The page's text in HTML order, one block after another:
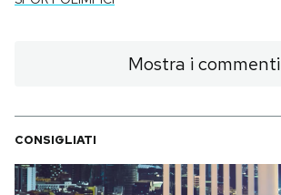
Mostra i commenti
CONSIGLIATI